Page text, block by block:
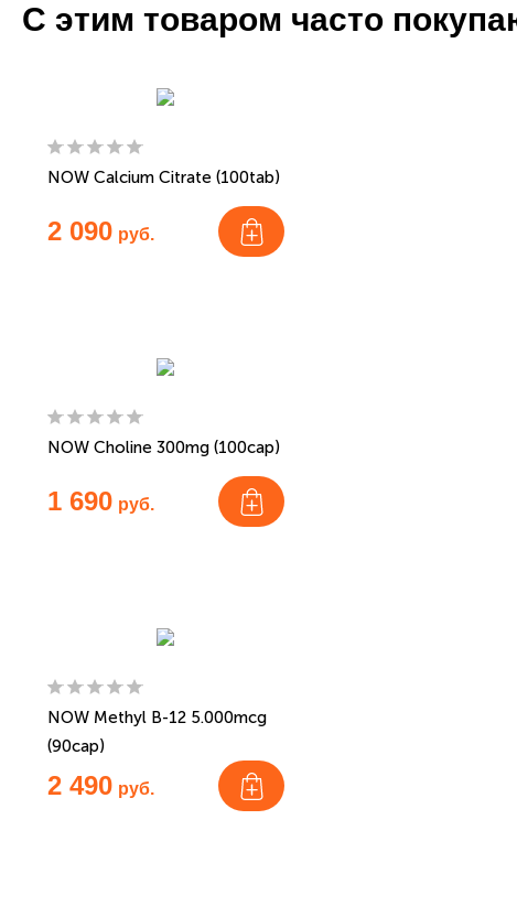
С этим товаром часто
NOW Calcium Citrate (100tab)
2 090 руб.
NOW Choline 300mg (100cap)
1 690 руб.
NOW Methyl B-12 5.000mcg
(90cap)
2 490 руб.